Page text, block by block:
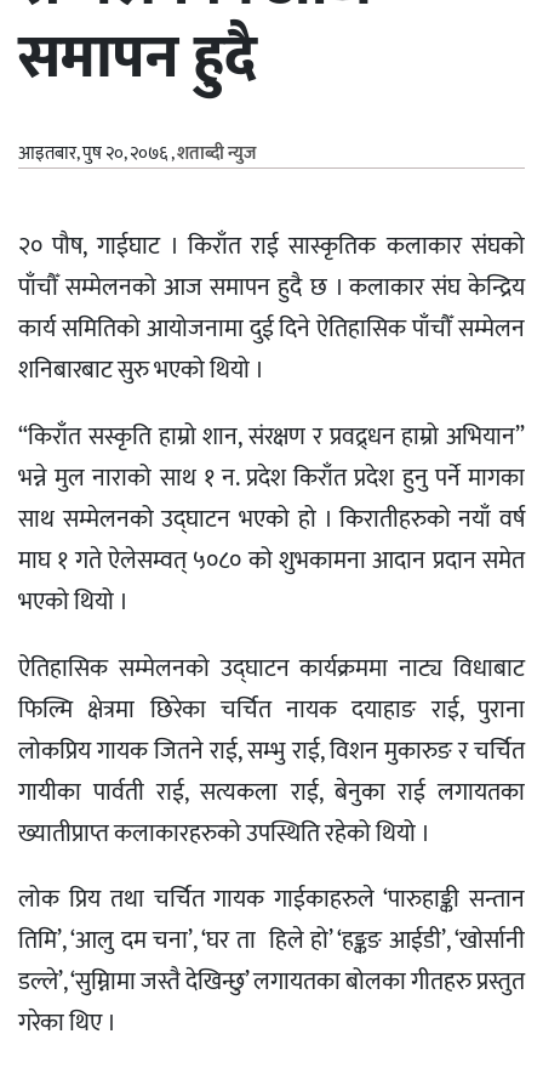
समापन हुदै
आइतबार, पुष २०, २०७६,शताब्दी न्युज
२० पौष, गाईघाट । किराँत राई सास्कृतिक कलाकार संघको
पाँचौँ सम्मेलनको आज समापन हुदै छ । कलाकार संघ केन्द्रिय
कार्य समितिको आयोजनामा दुई दिने ऐतिहासिक पाँचौँ सम्मेलन
शनिबारबाट सुरु भएको थियो ।
“किराँत सस्कृति हाम्रो शान, संरक्षण र प्रवद्र्धन हाम्रो अभियान”
भन्ने मुल नाराको साथ १ न. प्रदेश किराँत प्रदेश हुनु पर्ने मागका
साथ सम्मेलनको उद्घाटन भएको हो । किरातीहरुको नयाँ वर्ष
माघ १ गते ऐलेसम्वत् ५०८० को शुभकामना आदान प्रदान समेत
भएको थियो ।
ऐतिहासिक सम्मेलनको उद्घाटन कार्यक्रममा नाट्य विधाबाट
फिल्मि क्षेत्रमा छिरेका चर्चित नायक दयाहाङ राई, पुराना
लोकप्रिय गायक जितने राई, सम्भु राई, विशन मुकारुङ र चर्चित
गायीका पार्वती राई, सत्यकला राई, बेनुका राई लगायतका
ख्यातीप्राप्त कलाकारहरुको उपस्थिति रहेको थियो ।
लोक प्रिय तथा चर्चित गायक गाईकाहरुले ‘पारुहाङ्की सन्तान
तिमि’, ‘आलु दम चना’, ‘घर ता हिले हो’ ‘हङ्कङ आईडी’, ‘खोर्सानी
डल्ले’, ‘सुम्निामा जस्तै देखिन्छु’ लगायतका बोलका गीतहरु प्रस्तुत
गरेका थिए ।